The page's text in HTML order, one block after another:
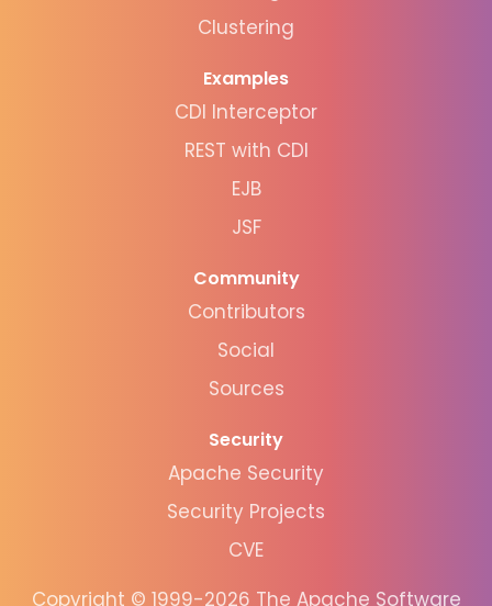
Clustering
Examples
CDI Interceptor
REST with CDI
EJB
JSF
Community
Contributors
Social
Sources
Security
Apache Security
Security Projects
CVE
Copyright © 1999-2026 The Apache Software